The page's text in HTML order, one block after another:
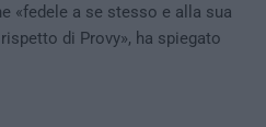
«fedele a se stesso e alla sua
di Provy», ha spiegato